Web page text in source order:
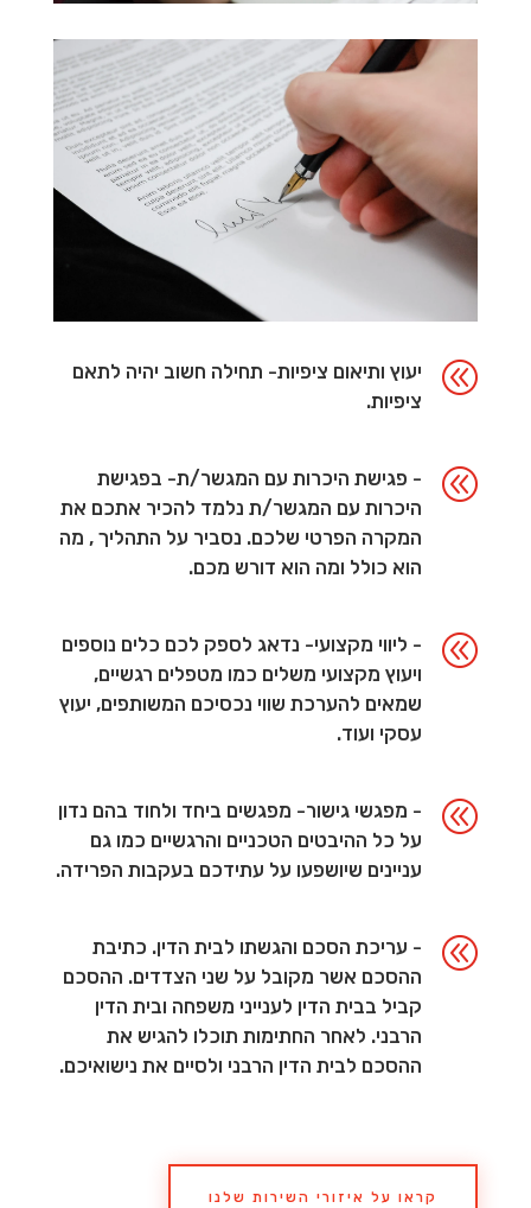
@
יעוץ ותיאום ציפיות- תחילה חשוב יהיה לתאם
ציפיות.
@
- פגישת היכרות עם המגשר/ת- בפגישת
היכרות עם המגשר/ת נלמד להכיר אתכם את
המקרה הפרטי שלכם. נסביר על התהליך , מה
הוא כולל ומה הוא דורש מכם.
@
- ליווי מקצועי- נדאג לספק לכם כלים נוספים
ויעוץ מקצועי משלים כמו מטפלים רגשיים,
שמאים להערכת שווי נכסיכם המשותפים, יעוץ
עסקי ועוד.
@
- מפגשי גישור- מפגשים ביחד ולחוד בהם נדון
על כל ההיבטים הטכניים והרגשיים כמו גם
עניינים שיושפעו על עתידכם בעקבות הפרידה.
@
- עריכת הסכם והגשתו לבית הדין. כתיבת
ההסכם אשר מקובל על שני הצדדים. ההסכם
קביל בבית הדין לענייני משפחה ובית הדין
הרבני. לאחר החתימות תוכלו להגיש את
ההסכם לבית הדין הרבני ולסיים את נישואיכם.
קראו על איזורי השירות שלנו